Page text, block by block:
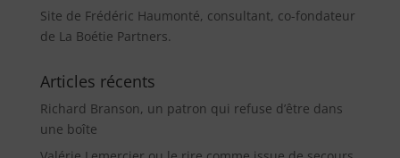
Site de Frédéric Haumonté, consultant, co-fondateur
de La Boétie Partners.
Articles récents
Richard Branson, un patron qui refuse d’être dans
une boîte